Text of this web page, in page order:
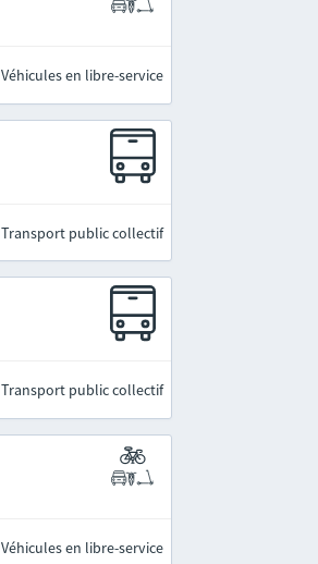
Véhicules en libre-service
Transport public collectif
Transport public collectif
Véhicules en libre-service